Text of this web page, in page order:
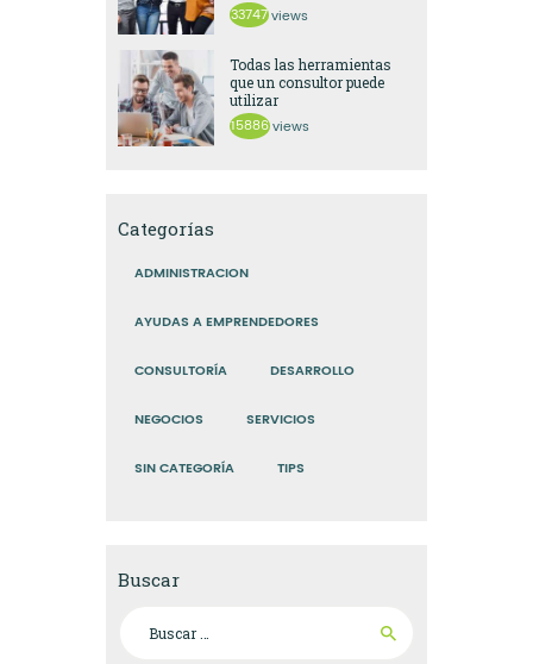
33747 views
Todas las herramientas
que un consultor puede
utilizar
15886 views
Categorías
ADMINISTRACION
AYUDAS A EMPRENDEDORES
CONSULTORÍA DESARROLLO
NEGOCIOS SERVICIOS
SIN CATEGORÍA TIPS
Buscar